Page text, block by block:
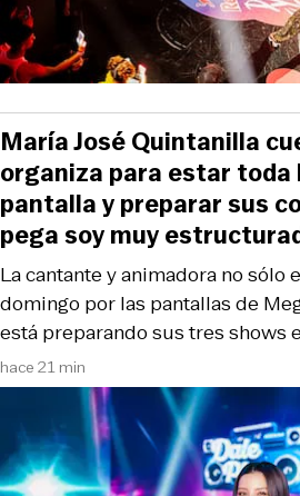
hace 21 min
La cantante y animadora no sólo
domingo por las pantallas de
está preparando sus tres shows
María José Quintanilla
organiza para estar toda
pantalla y preparar sus
pega soy muy